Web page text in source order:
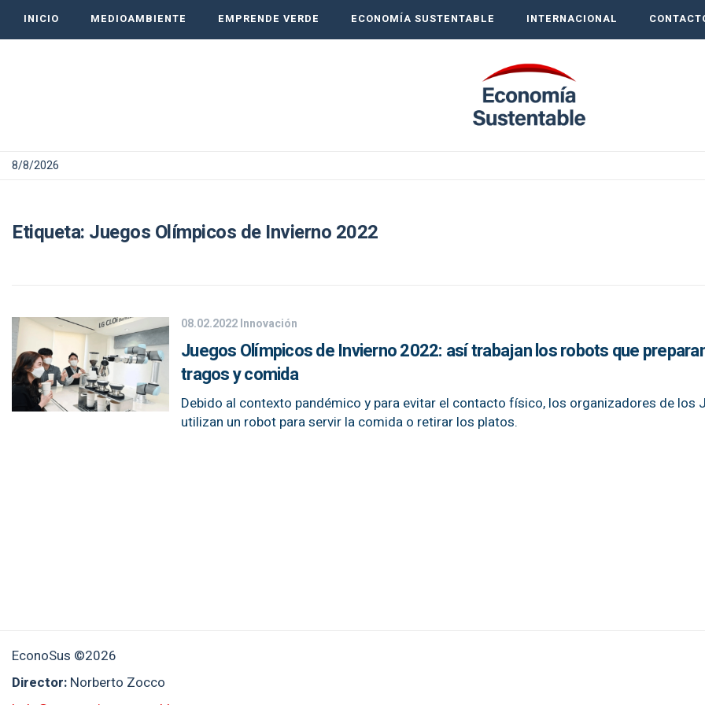
INICIO MEDIOAMBIENTE EMPRENDE VERDE ECONOMÍA SUSTENTABLE INTERNACIONAL
8/8/2026
Etiqueta: Juegos Olímpicos de Invierno 2022
08.02.2022Innovación
Juegos Olímpicos de Invierno 2022: así trabajan los robots que
tragos y comida
Debido al contexto pandémico y para evitar el contacto físico, los organizadores de los
utilizan un robot para servir la comida o retirar los platos.
EconoSus ©2026
Director: Norberto Zocco